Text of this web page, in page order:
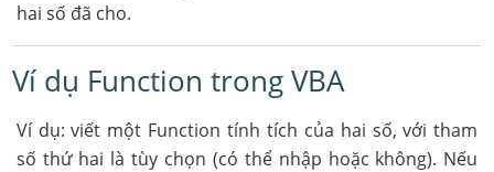
hai số đã cho.
Ví dụ Function trong VBA
Ví dụ: viết một Function tính tích của hai số, với tham
số thứ hai là tùy chọn (có thể nhập hoặc không). Nếu